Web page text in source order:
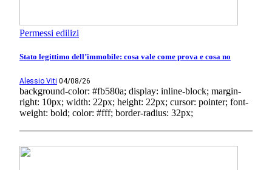
Permessi edilizi
Stato legittimo dell’immobile: cosa vale come prova e cosa no
Alessio Viti 04/08/26
background-color: #fb580a; display: inline-block; margin-
right: 10px; width: 22px; height: 22px; cursor: pointer; font-
weight: bold; color: #fff; border-radius: 32px;